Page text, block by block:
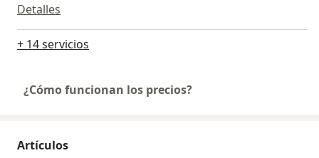
Detalles
+ 14 servicios
¿Cómo funcionan los precios?
Artículos